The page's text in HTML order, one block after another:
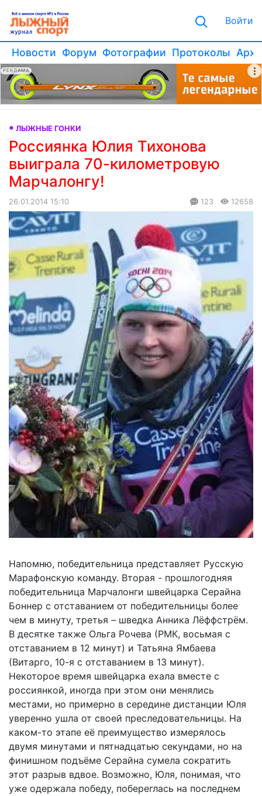
Войти
Новости Форум Фотографии Протоколы
РЕКЛАМА
ЛЫЖНЫЕ ГОНКИ
Россиянка Юлия Тихонова
выиграла 70-километровую
Марчалонгу!
26.01.2014 15:10 123 12658
Напомню, победительница представляет Русскую
Марафонскую команду. Вторая - прошлогодняя
победительница Марчалонги швейцарка Серайна
Боннер с отставанием от победительницы более
чем в минуту, третья – шведка Анника Лёффстрём.
В десятке также Ольга Рочева (РМК, восьмая с
отставанием в 12 минут) и Татьяна Ямбаева
(Витарго, 10-я с отставанием в 13 минут).
Некоторое время швейцарка ехала вместе с
россиянкой, иногда при этом они менялись
местами, но примерно в середине дистанции Юля
уверенно ушла от своей преследовательницы. На
каком-то этапе её преимущество измерялось
двумя минутами и пятнадцатью секундами, но на
финишном подъёме Серайна сумела сократить
этот разрыв вдвое. Возможно, Юля, понимая, что
уже одержала победу, побереглась на последнем